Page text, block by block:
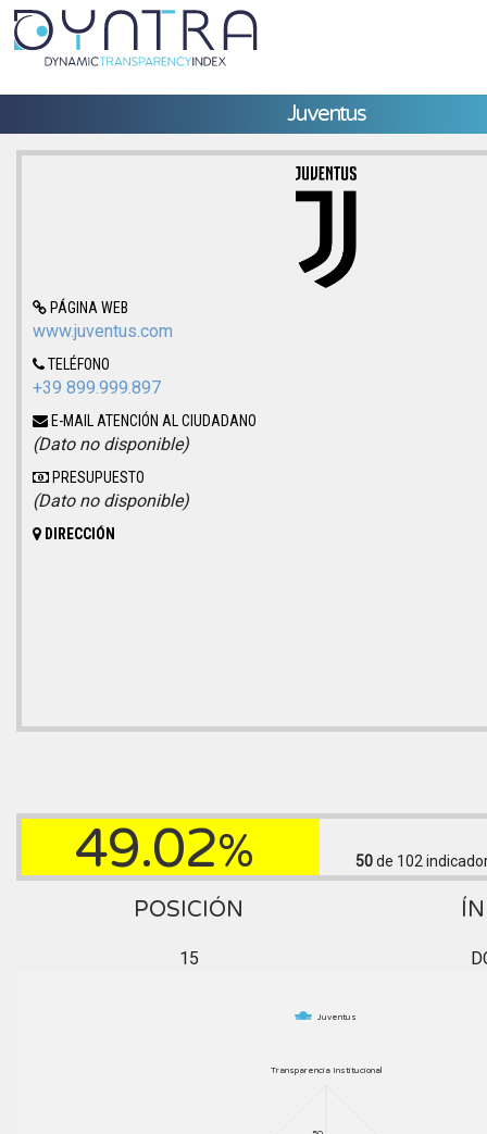
Juventus
PÁGINA WEB
www.juventus.com
TELÉFONO
+39 899.999.897
E-MAIL ATENCIÓN AL CIUDADANO
(Dato no disponible)
PRESUPUESTO
(Dato no disponible)
DIRECCIÓN
49.02% 50de 102
POSICIÓN
15
Juventus
Transparencia Institucional